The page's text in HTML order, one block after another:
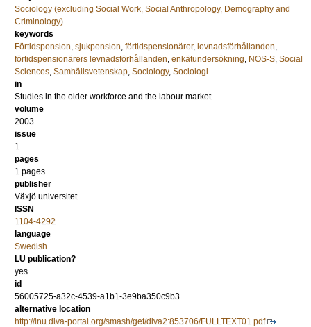
Sociology (excluding Social Work, Social Anthropology, Demography and
Criminology)
keywords
Förtidspension, sjukpension, förtidspensionärer, levnadsförhållanden,
förtidspensionärers levnadsförhållanden, enkätundersökning, NOS-S, Social
Sciences, Samhällsvetenskap, Sociology, Sociologi
in
Studies in the older workforce and the labour market
volume
2003
issue
1
pages
1 pages
publisher
Växjö universitet
ISSN
1104-4292
language
Swedish
LU publication?
yes
id
56005725-a32c-4539-a1b1-3e9ba350c9b3
alternative location
http://lnu.diva-portal.org/smash/get/diva2:853706/FULLTEXT01.pdf